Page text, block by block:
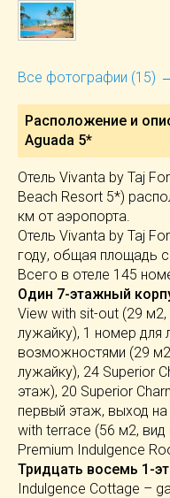
Все фотографии (15)
Расположение и
Aguada 5*
Отель Vivanta by Taj
Beach Resort 5*)
км от аэропорта.
Отель Vivanta by Taj
году, общая площадь
Всего в отеле 145
Один 7-этажный
View with sit-out (29
лужайку), 1 номер для
возможностями (29
лужайку), 24 Superior
этаж), 20 Superior
первый этаж, выход на
with terrace (56 м2, вид
Premium Indulgence
Тридцать восемь 1-
Indulgence Cottage –